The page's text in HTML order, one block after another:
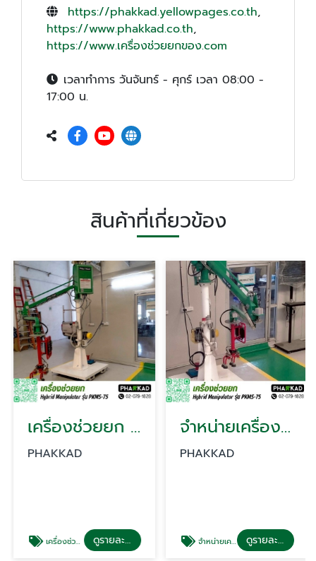
https://phakkad.yellowpages.co.th,
https://www.phakkad.co.th,
https://www.เครื่องช่วยยกของ.com
เวลาทำการ วันจันทร์ - ศุกร์ เวลา 08:00 -
17:00 น.
สินค้าที่เกี่ยวข้อง
เครื่องช่วยยก Hybrid Manipulator
PHAKKAD
เครื่องช่วยยก Hybrid Manipulator ดูรายละเอียด
จำหน่ายเครื่องช่วยยก
PHAKKAD
จำหน่ายเครื่องช่วยยก ดูรายละเอียด